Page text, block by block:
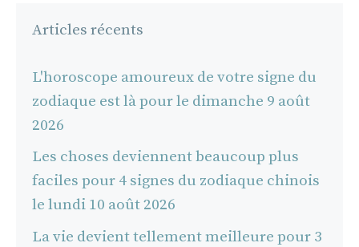
Articles récents
L'horoscope amoureux de votre signe du
zodiaque est là pour le dimanche 9 août
2026
Les choses deviennent beaucoup plus
faciles pour 4 signes du zodiaque chinois
le lundi 10 août 2026
La vie devient tellement meilleure pour 3